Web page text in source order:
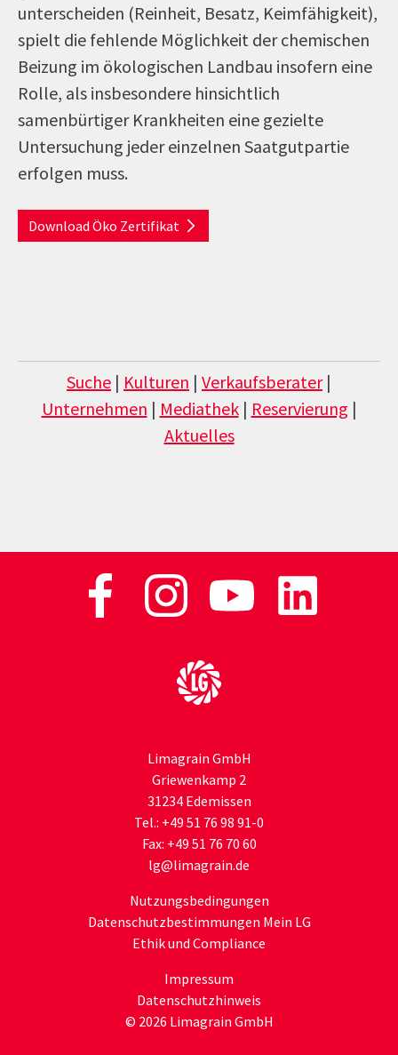
unterscheiden (Reinheit, Besatz, Keimfähigkeit),
spielt die fehlende Möglichkeit der chemischen
Beizung im ökologischen Landbau insofern eine
Rolle, als insbesondere hinsichtlich
samenbürtiger Krankheiten eine gezielte
Untersuchung jeder einzelnen Saatgutpartie
erfolgen muss.
Download Öko Zertifikat
Suche | Kulturen | Verkaufsberater|
Unternehmen | Mediathek| Reservierung |
Aktuelles
Limagrain GmbH
Griewenkamp 2
31234 Edemissen
Tel.: +49 51 76 98 91-0
Fax: +49 51 76 70 60
lg@limagrain.de
Nutzungsbedingungen
Datenschutzbestimmungen Mein LG
Ethik und Compliance
Impressum
Datenschutzhinweis
© 2026 Limagrain GmbH